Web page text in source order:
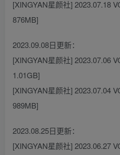
[XINGYAN星颜社] 2023.07.18
876MB]
2023.09.08日更新：
[XINGYAN星颜社] 2023.07.06
1.01GB]
[XINGYAN星颜社] 2023.07.04
989MB]
2023.08.25日更新：
[XINGYAN星颜社] 2023.06.27